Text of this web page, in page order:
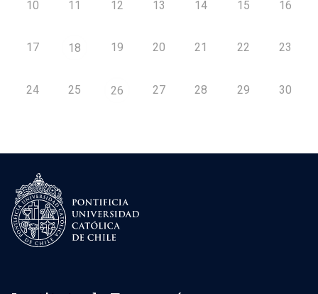
10 11 12 13 14 15 16
17 18 19 20 21 22 23
24 25 26 27 28 29 30